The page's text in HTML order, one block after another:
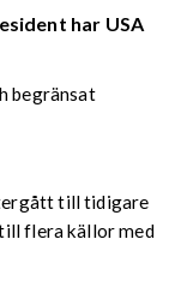
har USA
begränsat
till tidigare
flera källor med